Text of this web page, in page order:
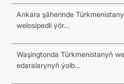
Ankara şäherinde
welosipedli ýör...
Waşingtonda Türkmenistanyň
edaralarynyň ýolb...